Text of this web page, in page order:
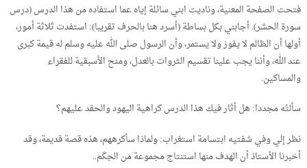
فتحت الصفحة المعنية، وناديت ابني سائلة إياه عما استفاده من هذا الدرس (درس
سورة الحشر). أجابني بكل بساطة (أسرد هنا بالحرف تقريبا): استفدت ثلاثة أمور،
أولها أن الظالم لا يفوز ولا يستمر، وأن الرسول صلى الله عليه وسلم له قيمة كبرى
عند الله، وأننا يجب علينا تقسيم الثروات بالعدل، ومنح الأسبقية للفقراء
والمساكين.
سألتُه مجددا: هل أثار فيك هذا الدرس كراهية اليهود والحقد عليهم؟
نظر إلي وفي شفتيه ابتسامة استغراب: ولماذا سأكرههم، هذه قصة قديمة، وقد
أخبرنا الأستاذ أن الهدف منها استنتاج مجموعة من الحِكَم..